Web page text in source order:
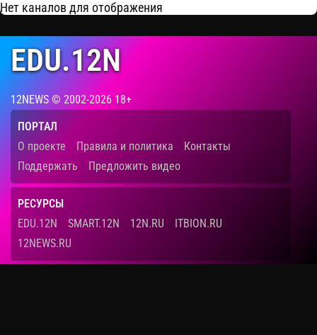
Нет каналов для отображения
EDU.12N
12NEWS © 2002-2026 18+
ПОРТАЛ
О проекте
Правила и политика
Контакты
Поддержать
Предложить видео
РЕСУРСЫ
EDU.12N
SMART.12N 12N.RU
ITBION.RU
12NEWS.RU